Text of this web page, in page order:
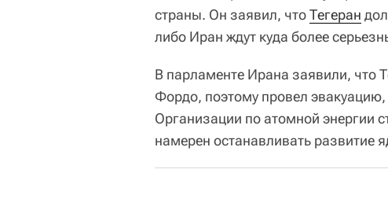
страны. Он заявил, чтоТегеран
либо Иран ждут куда более
В парламенте Ирана заявили, что
Фордо, поэтому провел
Организации по атомной энергии
намерен останавливать развитие